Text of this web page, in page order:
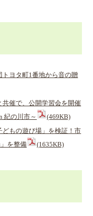
ヨタ町1番地から音の贈
催で、公開学習会を開催
紀の川市～
(469KB)
もの遊び場」を検証！市
を整備
(1635KB)